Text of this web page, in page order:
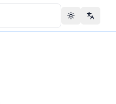
Toggle theme